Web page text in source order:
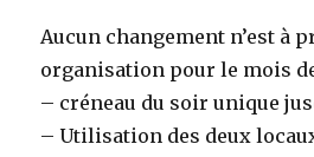
Aucun changement n’est à
organisation pour le mois
– créneau du soir unique
– Utilisation des deux